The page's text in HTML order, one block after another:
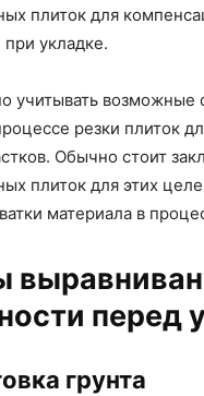
плиток для
укладке.
учитывать возможные
резки плиток
Обычно стоит
плиток для этих
материала в
перед
грунта